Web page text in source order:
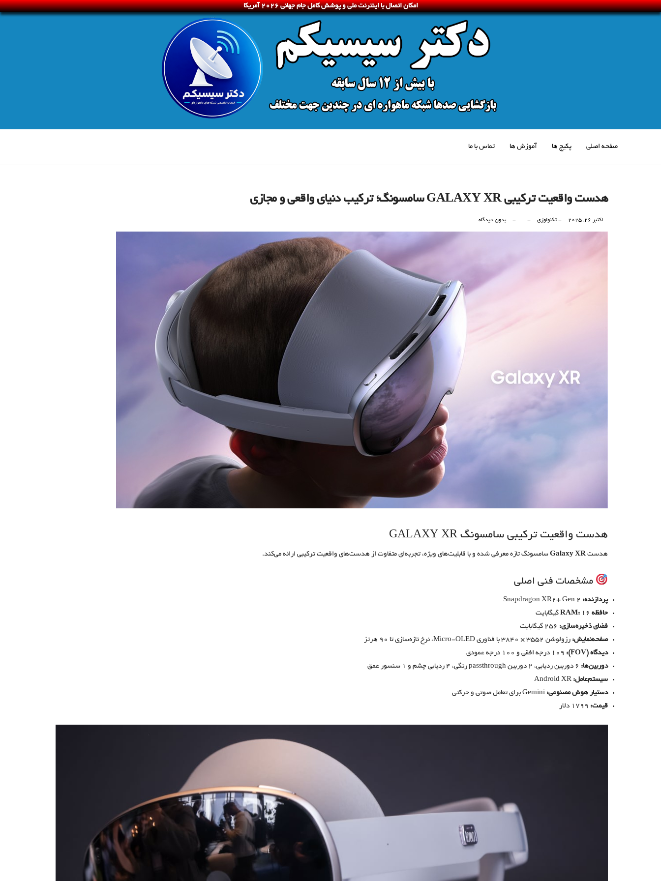
امکان اتصال با اینترنت ملی و پوشش کامل جام جهانی 2026 آمریکا
صفحه اصلی پکیج ها آموزش ها تماس با ما
هدست واقعیت ترکیبی GALAXY XR سامسونگ؛ ترکیب دنیای واقعی و مجازی
اکتبر 26, 2025 - تکنولوژی -
- بدون دیدگاه
هدست واقعیت ترکیبی سامسونگ GALAXY XR
هدست Galaxy XRسامسونگ تازه معرفی شده و با قابلیت‌های ویژه، تجربه‌ای متفاوت از هدست‌های واقعیت ترکیبی ارائه می‌کند.
مشخصات فنی اصلی
پردازنده:
حافظه RAM: 16 گیگابایت
فضای ذخیره‌سازی:
صفحه‌نمایش: رزولوشن ۳۵۵۲ × ۳۸۴۰ با فناوری Micro-OLED، نرخ تازه‌سازی تا ۹۰ هرتز
دیدگاه (FOV):
دوربین‌ها:
سیستم‌عامل:
دستیار هوش مصنوعی:
قیمت: